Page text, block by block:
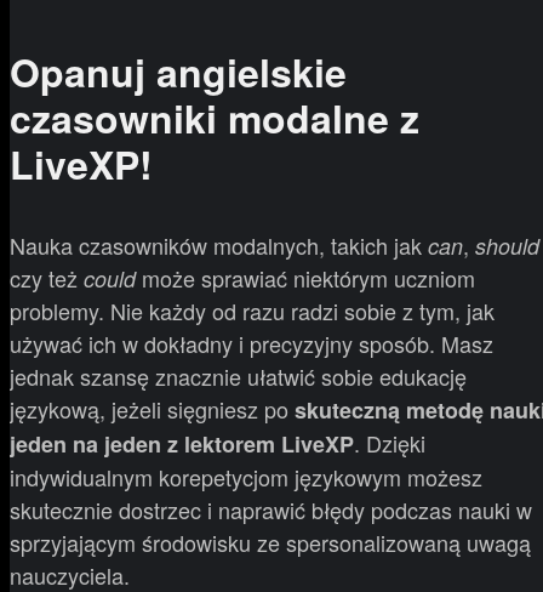
Opanuj angielskie
czasowniki modalne z
LiveXP!
Nauka czasowników modalnych, takich jak can, should
czy też couldmoże sprawiać niektórym uczniom
problemy. Nie każdy od razu radzi sobie z tym, jak
używać ich w dokładny i precyzyjny sposób. Masz
jednak szansę znacznie ułatwić sobie edukację
językową, jeżeli sięgniesz po skuteczną metodę
jeden na jeden z lektorem LiveXP. Dzięki
indywidualnym korepetycjom językowym możesz
skutecznie dostrzec i naprawić błędy podczas nauki w
sprzyjającym środowisku ze spersonalizowaną uwagą
nauczyciela.